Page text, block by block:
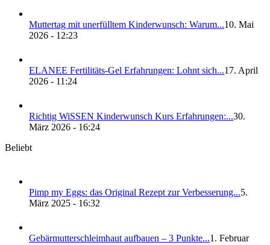
Mut­ter­tag mit uner­füll­tem Kin­der­wunsch: War­um...10. Mai
2026 - 12:23
ELANEE Fer­ti­li­täts-Gel Erfah­run­gen: Lohnt sich...17. April
2026 - 11:24
Rich­tig WiS­SEN Kin­der­wunsch Kurs Erfah­run­gen:...30.
März 2026 - 16:24
Beliebt
Pimp my Eggs: das Ori­gi­nal Rezept zur Ver­bes­se­rung...5.
März 2025 - 16:32
Gebär­mut­ter­schleim­haut auf­bau­en – 3 Punk­te...1. Februar